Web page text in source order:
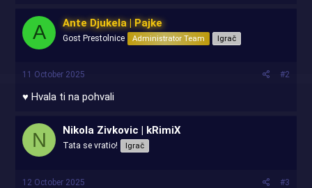
c
t
o
s
A Ante Djukela | Pajke
Gost Prestolnice Administrator Team Igrač
11 October 2025 #2
♥ Hvala ti na pohvali
N Nikola Zivkovic | kRimiX
Tata se vratio! Igrač
12 October 2025 #3